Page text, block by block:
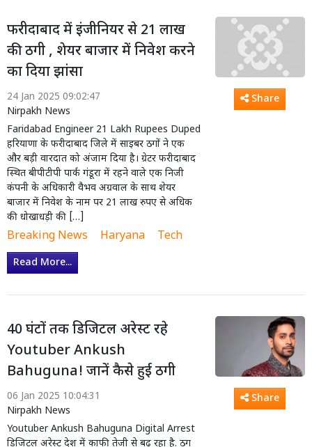
फरीदाबाद में इंजीनियर से 21 लाख
की ठगी , शेयर बाजार में निवेश करने
का दिया झांसा
24 Jan 2025 09:02:47
Nirpakh News
Faridabad Engineer 21 Lakh Rupees Duped
हरियाणा के फरीदाबाद जिले में साइबर ठगों ने एक
और बड़ी वारदात को अंजाम दिया है। ग्रेटर फरीदाबाद
स्थित बीपीटीपी पार्क गंडूरा में रहने वाले एक निजी
कंपनी के अधिकारी वैभव अग्रवाल के साथ शेयर
बाजार में निवेश के नाम पर 21 लाख रुपए से अधिक
की धोखाधड़ी की […]
Breaking News Haryana Tech
Read More...
Share
40 घंटों तक डिजिटल अरेस्ट रहे
Youtuber Ankush
Bahuguna! जानें कैसे हुई ठगी
06 Jan 2025 10:04:31
Nirpakh News
Youtuber Ankush Bahuguna Digital Arrest
डिजिटल अरेस्ट देश में काफी तेजी से बढ़ रहा है. ठग
Share